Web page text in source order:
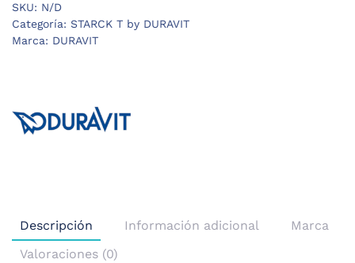
DOBLE
GIRATORIO
SKU: N/D
Categoría: STARCK T by DURAVIT
Marca: DURAVIT
Descripción Información adicional
Marca
Valoraciones (0)